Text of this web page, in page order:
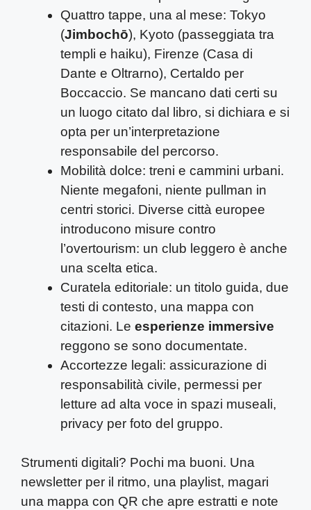
Quattro tappe, una al mese: Tokyo
(Jimbochō), Kyoto (passeggiata tra
templi e haiku), Firenze (Casa di
Dante e Oltrarno), Certaldo per
Boccaccio. Se mancano dati certi su
un luogo citato dal libro, si dichiara e si
opta per un’interpretazione
responsabile del percorso.
Mobilità dolce: treni e cammini urbani.
Niente megafoni, niente pullman in
centri storici. Diverse città europee
introducono misure contro
l’overtourism: un club leggero è anche
una scelta etica.
Curatela editoriale: un titolo guida, due
testi di contesto, una mappa con
citazioni. Le esperienze immersive
reggono se sono documentate.
Accortezze legali: assicurazione di
responsabilità civile, permessi per
letture ad alta voce in spazi museali,
privacy per foto del gruppo.
Strumenti digitali? Pochi ma buoni. Una
newsletter per il ritmo, una playlist, magari
una mappa con QR che apre estratti e note